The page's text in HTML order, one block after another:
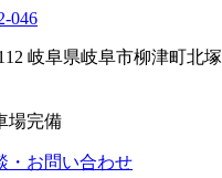
-046
岐阜県岐阜市柳津町北
場完備
・お問い合わせ